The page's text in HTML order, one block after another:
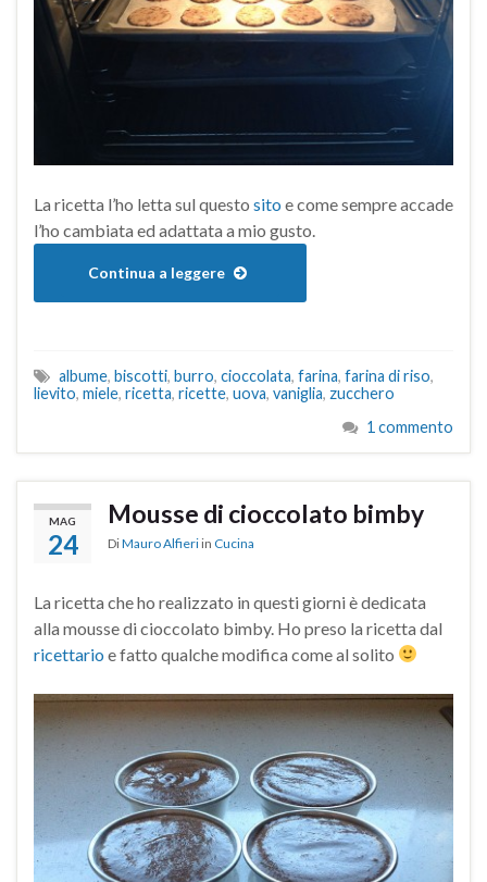
La ricetta l’ho letta sul questo sito e come sempre accade
l’ho cambiata ed adattata a mio gusto.
Continua a leggere
albume, biscotti, burro, cioccolata, farina, farina di riso,
lievito, miele, ricetta, ricette, uova, vaniglia, zucchero
1 commento
MAG
24
Mousse di cioccolato bimby
DiMauro Alfieri in Cucina
La ricetta che ho realizzato in questi giorni è dedicata
alla mousse di cioccolato bimby. Ho preso la ricetta dal
ricettario e fatto qualche modifica come al solito